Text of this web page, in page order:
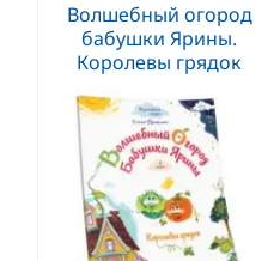
Волшебный огород
бабушки Ярины.
Королевы грядок